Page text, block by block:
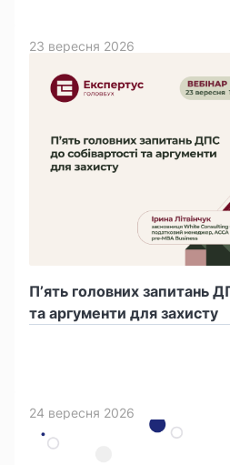
П’ять головних запитань
та аргументи для захисту
23 вересня 2026
24 вересня 2026